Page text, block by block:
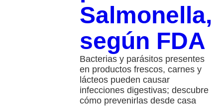
Salmonella,
según FDA
Bacterias y parásitos presentes
en productos frescos, carnes y
lácteos pueden causar
infecciones digestivas; descubre
cómo prevenirlas desde casa